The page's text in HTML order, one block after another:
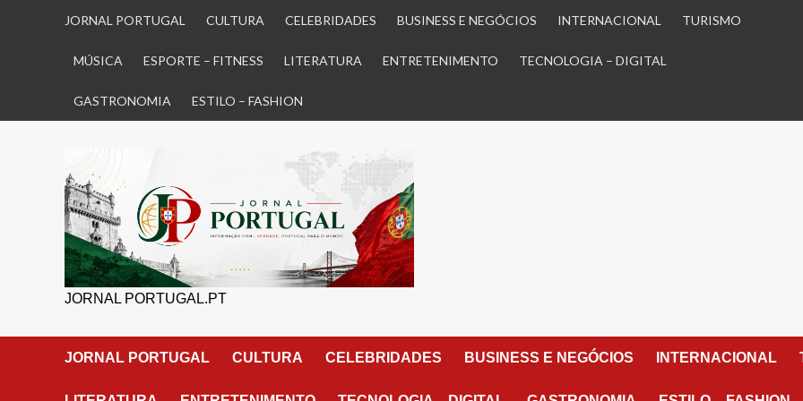
JORNAL PORTUGAL CULTURA CELEBRIDADES BUSINESS E NEGÓCIOS INTERNACIONAL TURISMO
MÚSICA ESPORTE – FITNESS LITERATURA ENTRETENIMENTO TECNOLOGIA – DIGITAL
GASTRONOMIA ESTILO – FASHION
JORNAL PORTUGAL.PT
JORNAL PORTUGAL CULTURA CELEBRIDADES BUSINESS E NEGÓCIOS INTERNACIONAL